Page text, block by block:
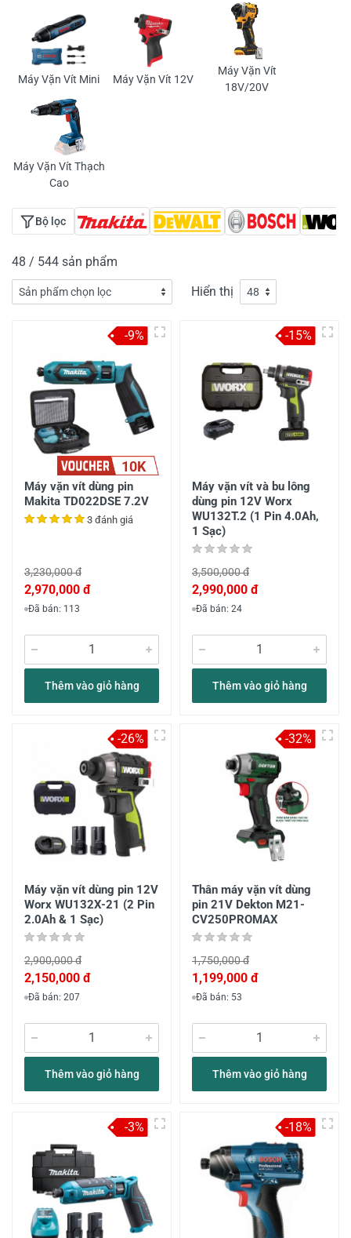
Máy Vặn Vít Mini Máy Vặn Vít 12V
Máy Vặn Vít
18V/20V
Máy Vặn Vít Thạch
Cao
Bộ lọc
48 / 544 sản phẩm
Hiển thị
10K
Máy vặn vít dùng pin
Makita TD022DSE 7.2V
3 đánh giá
3,230,000 đ
2,970,000 đ
Đã bán: 113
Thêm vào giỏ hàng
-9%
Máy vặn vít và bu lông
dùng pin 12V Worx
WU132T.2 (1 Pin 4.0Ah,
1 Sạc)
3,500,000 đ
2,990,000 đ
Đã bán: 24
Thêm vào giỏ hàng
-15%
Máy vặn vít dùng pin 12V
Worx WU132X-21 (2 Pin
2.0Ah & 1 Sạc)
2,900,000 đ
2,150,000 đ
Đã bán: 207
Thêm vào giỏ hàng
-26%
Thân máy vặn vít dùng
pin 21V Dekton M21-
CV250PROMAX
1,750,000 đ
1,199,000 đ
Đã bán: 53
Thêm vào giỏ hàng
-32%
-3% -18%